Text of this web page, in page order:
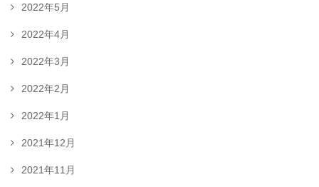
2022年5月
2022年4月
2022年3月
2022年2月
2022年1月
2021年12月
2021年11月